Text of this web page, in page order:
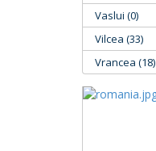
Vaslui (0)
Vilcea (33)
Vrancea (18)